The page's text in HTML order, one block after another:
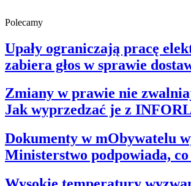
Polecamy
Upały ograniczają pracę
zabiera głos w sprawie
Zmiany w prawie nie
Jak wyprzedzać je z
Dokumenty w mObywatelu
Ministerstwo podpowiada,